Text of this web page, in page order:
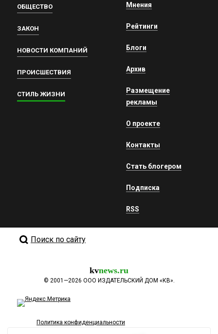
ОБЩЕСТВО
ЗАКОН
НОВОСТИ КОМПАНИЙ
ПРОИСШЕСТВИЯ
СТИЛЬ ЖИЗНИ
Мнения
Рейтинги
Блоги
Архив
Размещение
рекламы
О проекте
Контакты
Стать блогером
Подписка
RSS
Поиск по сайту
kvnews.ru
© 2001—2026 ООО ИЗДАТЕЛЬСКИЙ ДОМ «КВ».
Политика конфиденциальности